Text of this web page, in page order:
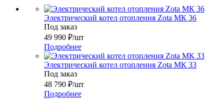
Электрический котел отопления Zota МК 36
Под заказ
49 990 ₽/шт
Подробнее
Электрический котел отопления Zota МК 33
Под заказ
48 790 ₽/шт
Подробнее